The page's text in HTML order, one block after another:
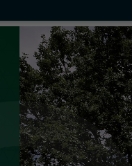
Karriere
ORAFOL als
Experten
Young